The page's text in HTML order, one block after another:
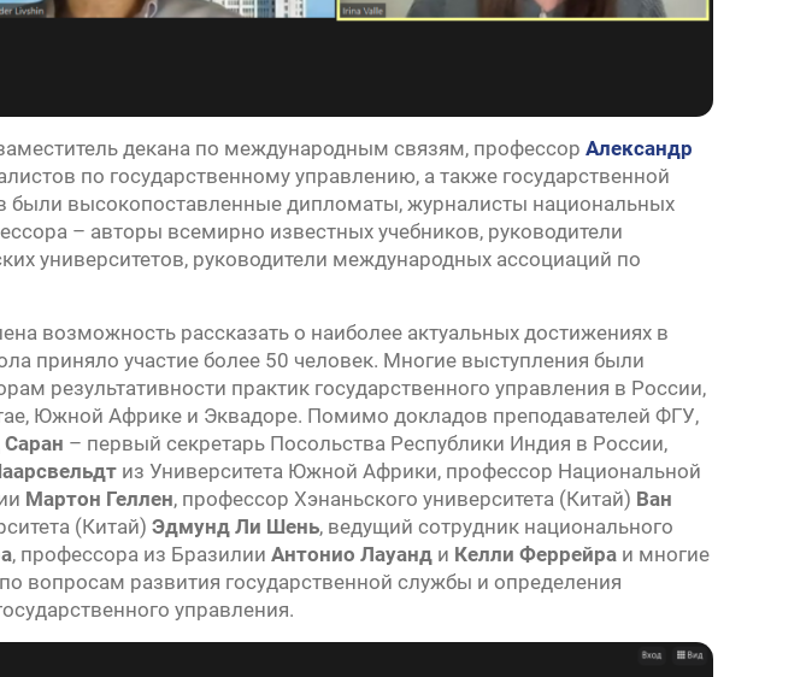
декана по международным связям, профессор Александр
по государственному управлению, а также государственной
были высокопоставленные дипломаты, журналисты национальных
– авторы всемирно известных учебников, руководители
университетов, руководители международных ассоциаций по
возможность рассказать о наиболее актуальных достижениях в
приняло участие более 50 человек. Многие выступления были
результативности практик государственного управления в России,
Южной Африке и Эквадоре. Помимо докладов преподавателей ФГУ,
– первый секретарь Посольства Республики Индия в России,
из Университета Южной Африки, профессор Национальной
Мартон Геллен, профессор Хэнаньского университета (Китай) Ван
(Китай) Эдмунд Ли Шень, ведущий сотрудник национального
, профессора из Бразилии Антонио Лауанд и Келли Феррейра и многие
вопросам развития государственной службы и определения
управления.